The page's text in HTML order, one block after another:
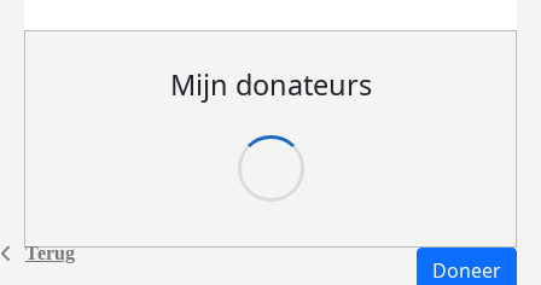
Terug
Mijn donateurs
Doneer